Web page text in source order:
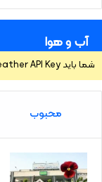
آب و هوا
شما باید Weather API Key را در صفحه تنظیمات قالب > ادغام تنظیم کنید.
محبوب